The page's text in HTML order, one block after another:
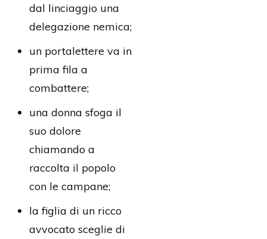
dal linciaggio una
delegazione nemica;
un portalettere va in
prima fila a
combattere;
una donna sfoga il
suo dolore
chiamando a
raccolta il popolo
con le campane;
la figlia di un ricco
avvocato sceglie di